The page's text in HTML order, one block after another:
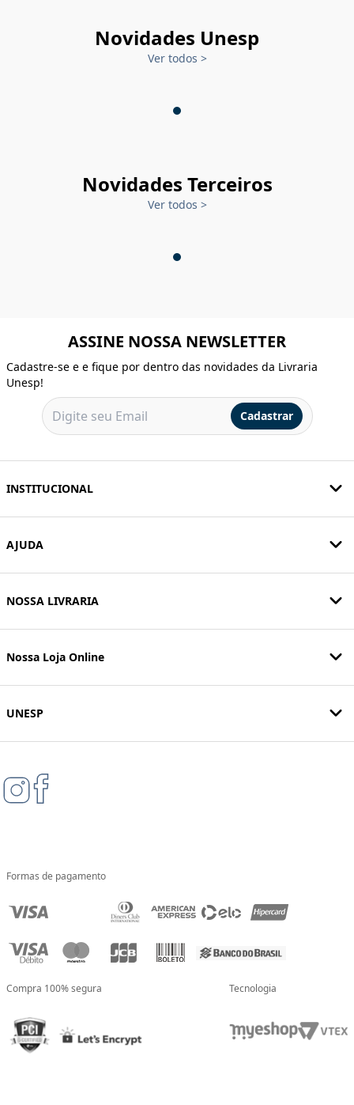
Novidades Unesp
Ver todos >
Novidades Terceiros
Ver todos >
ASSINE NOSSA NEWSLETTER
Cadastre-se e e fique por dentro das novidades da Livraria
Unesp!
Cadastrar
INSTITUCIONAL
AJUDA
NOSSA LIVRARIA
Nossa Loja Online
UNESP
Formas de pagamento
Compra 100% segura Tecnologia